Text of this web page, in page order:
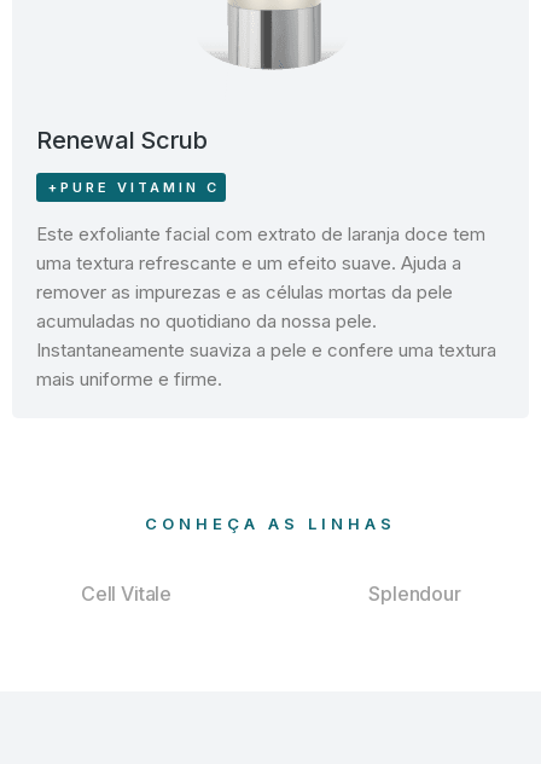
Renewal Scrub
+PURE VITAMIN C
Este exfoliante facial com extrato de laranja doce tem
uma textura refrescante e um efeito suave. Ajuda a
remover as impurezas e as células mortas da pele
acumuladas no quotidiano da nossa pele.
Instantaneamente suaviza a pele e confere uma textura
mais uniforme e firme.
CONHEÇA AS LINHAS
Cell Vitale Splendour